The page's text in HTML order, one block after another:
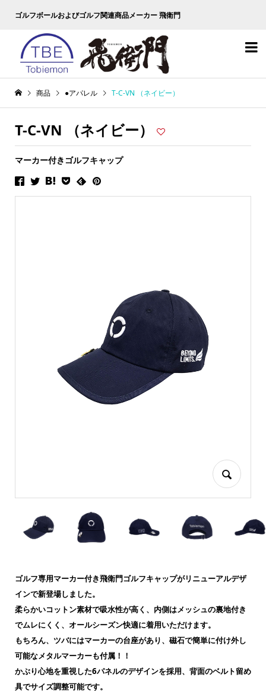
ゴルフボールおよびゴルフ関連商品メーカー 飛衛門

商品 ●アパレル T-C-VN （ネイビー）
T-C-VN （ネイビー）
マーカー付きゴルフキャップ
ゴルフ専用マーカー付き飛衛門ゴルフキャップがリニューアルデザ
インで新登場しました。
柔らかいコットン素材で吸水性が高く、内側はメッシュの裏地付き
でムレにくく、オールシーズン快適に着用いただけます。
もちろん、ツバにはマーカーの台座があり、磁石で簡単に付け外し
可能なメタルマーカーも付属！！
かぶり心地を重視した6パネルのデザインを採用、背面のベルト留め
具でサイズ調整可能です。